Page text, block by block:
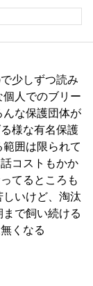
少しずつ読み
人でのブリー
んな保護団体が
様な有名保護
囲は限られて
コストもかか
てるところも
いけど、淘汰
で飼い続ける
くなる